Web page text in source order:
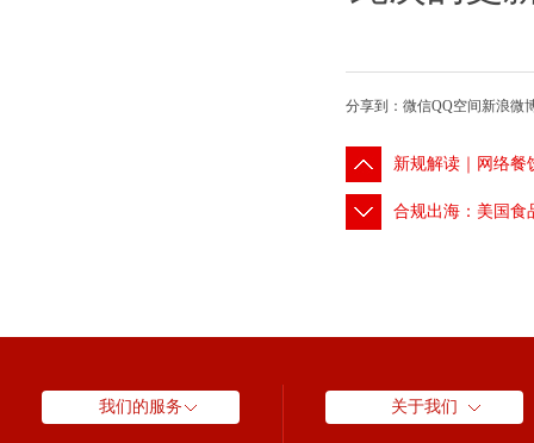
分享到： 微信QQ空间 新浪微
新规解读｜网络餐
合规出海：美国食
我们的服务 关于我们